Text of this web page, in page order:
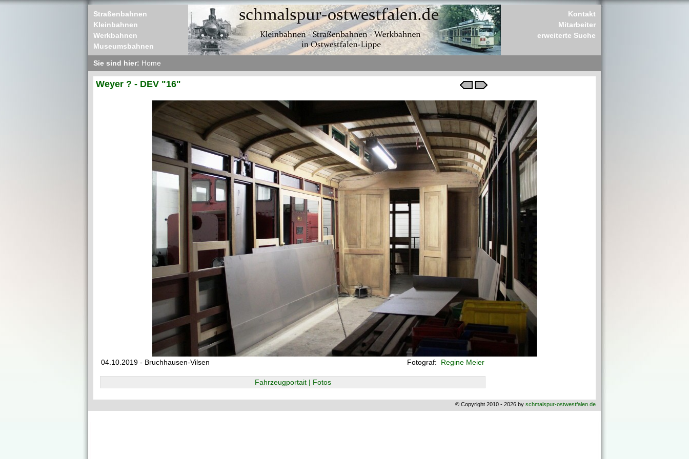
Straßenbahnen
Kleinbahnen
Werkbahnen
Museumsbahnen
Kontakt
Mitarbeiter
erweiterte Suche
Sie sind hier: Home
Weyer ? - DEV "16"
04.10.2019 - Bruchhausen-Vilsen Fotograf: Regine Meier
Fahrzeugportait | Fotos
© Copyright 2010 - 2026 by schmalspur-ostwestfalen.de